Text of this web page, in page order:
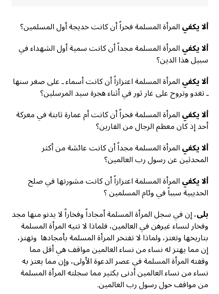
ألا يكفيالمرأة المسلمة فخراً أن كانت خديجة أول المسلمين؟
ألا يكفيالمرأة المسلمة مجداً أن كانت سمية أول الشهداء في
سبيل هذا الدين؟
ألا يكفيالمرأة المسلمة اعتزازاً أن كانت أسماء ـ على صغر سنها
ـ تغدو وتروح على غار ثور في أثناء هجرة سيد المرسلين؟
ألا يكفيالمرأة المسلمة فخراً أن كانت أم عمارة ثابتة في معركة
أحد إذ كان معظم الرجال من الفارين؟
ألا يكفيالمرأة المسلمة مجداً أن كانت عائشة من أكثر
المحدثين عن رسول رب العالمين؟
ألا يكفيالمرأة المسلمة اعتزازاً أن كانت مشورتها في صلح
الحديبية سبباً في وئام المسلمين ؟
بلى، إن في سجل المرأة المسلمة أمجاداً وفخاراً لا يدنو منها مجد
وفخار لنساء غيرهن في العالمين، فلماذا لا تتيه المرأة المسلمة
بتاريخها وتعتز، ولماذا لا تفتخر المرأة المسلمة بأمجادها وتهتز،
إن مما يهتز له نساء من نساء العالمين مواقف هي أقل مما
وقفته المرأة المسلمة في عصر الدعوة الأولى، وإن مما يعتز به
نساء من نساء العالمين أدنى بكثير مما سجلته المرأة المسلمة
من مواقف حول رسول رب العالمين.